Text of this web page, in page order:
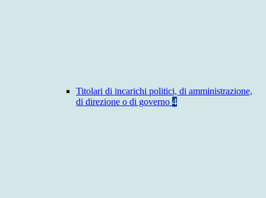
Titolari di incarichi politici, di amministrazione,
di direzione o di governo 4